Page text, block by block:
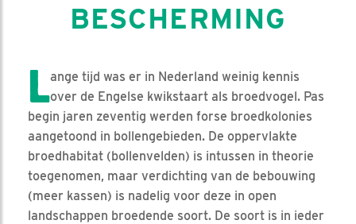
BESCHERMING
Lange tijd was er in Nederland weinig kennis
over de Engelse kwikstaart als broedvogel. Pas
begin jaren zeventig werden forse broedkolonies
aangetoond in bollengebieden. De oppervlakte
broedhabitat (bollenvelden) is intussen in theorie
toegenomen, maar verdichting van de bebouwing
(meer kassen) is nadelig voor deze in open
landschappen broedende soort. De soort is in ieder